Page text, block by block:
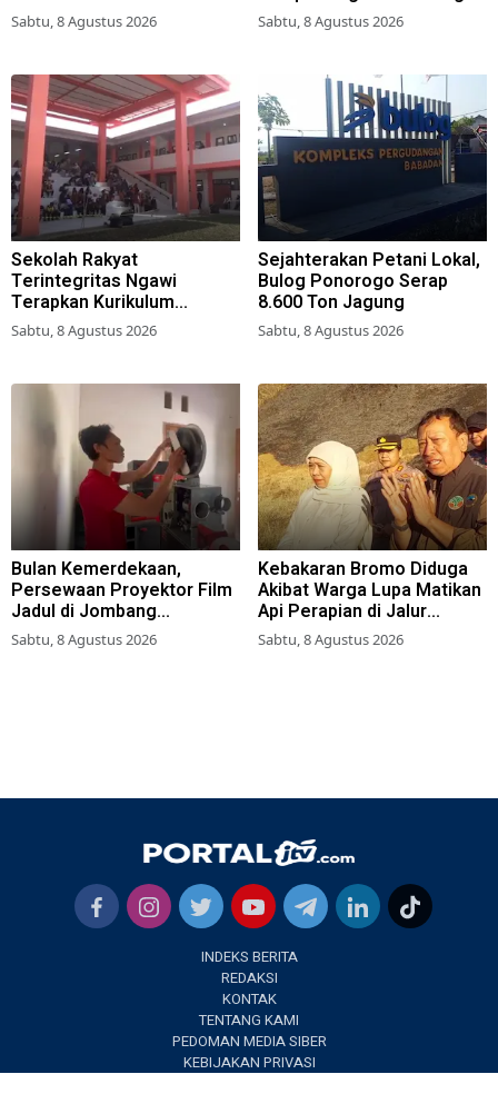
Sabtu, 8 Agustus 2026 Simokerto Surabaya
Sabtu, 8 Agustus 2026
Sekolah Rakyat
Terintegritas Ngawi
Terapkan Kurikulum
Berbasis Asrama
Sabtu, 8 Agustus 2026
Sejahterakan Petani Lokal,
Bulog Ponorogo Serap
8.600 Ton Jagung
Sabtu, 8 Agustus 2026
Bulan Kemerdekaan,
Persewaan Proyektor Film
Jadul di Jombang
Meningkat
Sabtu, 8 Agustus 2026
Kebakaran Bromo Diduga
Akibat Warga Lupa Matikan
Api Perapian di Jalur
Tradisional
Sabtu, 8 Agustus 2026
INDEKS BERITA
REDAKSI
KONTAK
TENTANG KAMI
PEDOMAN MEDIA SIBER
KEBIJAKAN PRIVASI